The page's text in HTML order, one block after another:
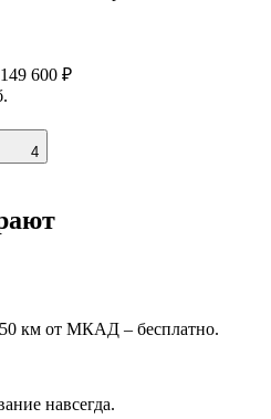
149 600 ₽
4
км от МКАД – бесплатно.
навсегда.